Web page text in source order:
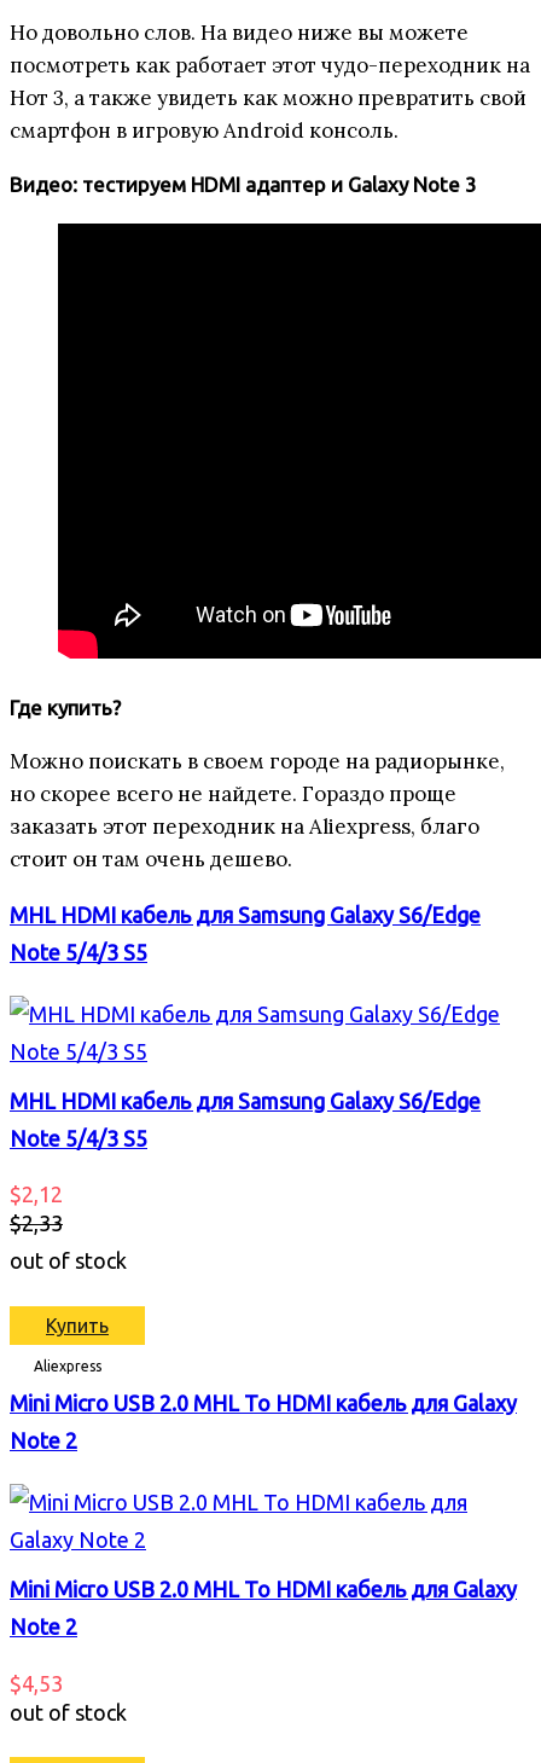
Но довольно слов. На видео ниже вы можете
посмотреть как работает этот чудо-переходник на
Нот 3, а также увидеть как можно превратить свой
смартфон в игровую Android консоль.
Видео: тестируем HDMI адаптер и Galaxy Note 3
Где купить?
Можно поискать в своем городе на радиорынке,
но скорее всего не найдете. Гораздо проще
заказать этот переходник на Aliexpress, благо
стоит он там очень дешево.
MHL HDMI кабель для Samsung Galaxy S6/Edge
Note 5/4/3 S5
MHL HDMI кабель для Samsung Galaxy S6/Edge
Note 5/4/3 S5
$2,12
$2,33
out of stock
Купить
Aliexpress
Mini Micro USB 2.0 MHL To HDMI кабель для Galaxy
Note 2
Mini Micro USB 2.0 MHL To HDMI кабель для Galaxy
Note 2
$4,53
out of stock